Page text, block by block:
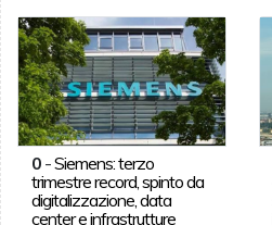
0-Siemens: terzo
trimestre record, spinto da
digitalizzazione, data
center e infrastrutture